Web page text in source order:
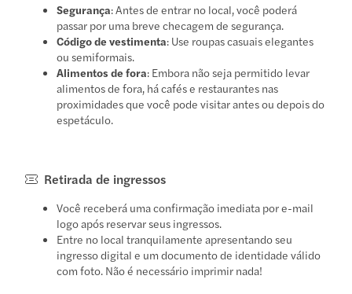
Segurança: Antes de entrar no local, você poderá
passar por uma breve checagem de segurança.
Código de vestimenta: Use roupas casuais elegantes
ou semiformais.
Alimentos de fora: Embora não seja permitido levar
alimentos de fora, há cafés e restaurantes nas
proximidades que você pode visitar antes ou depois do
espetáculo.
Retirada de ingressos
Você receberá uma confirmação imediata por e-mail
logo após reservar seus ingressos.
Entre no local tranquilamente apresentando seu
ingresso digital e um documento de identidade válido
com foto. Não é necessário imprimir nada!